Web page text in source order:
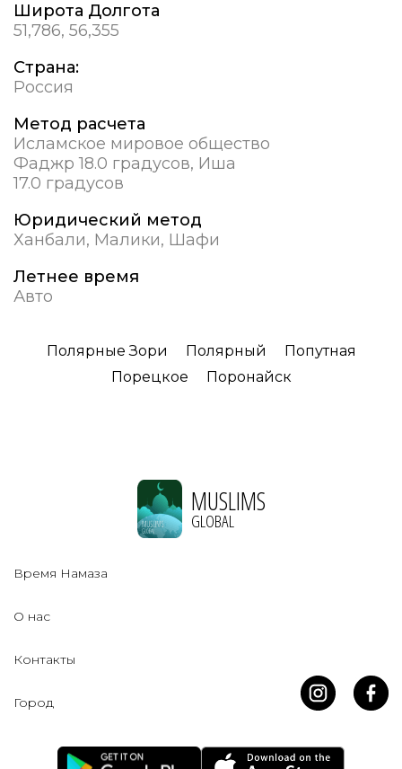
Широта Долгота
51,786, 56,355
Страна:
Россия
Метод расчета
Исламское мировое общество
Фаджр 18.0 градусов, Иша
17.0 градусов
Юридический метод
Ханбали, Малики, Шафи
Летнее время
Авто
Полярные Зори Полярный
Попутная
Порецкое
Поронайск
MUSLIMS
GLOBAL
Время Намаза
О нас
Контакты
Город